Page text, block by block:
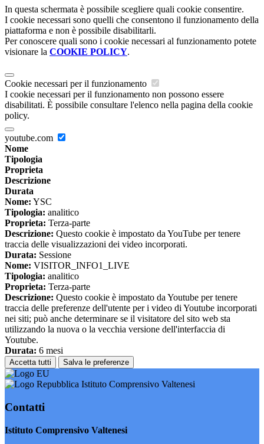
In questa schermata è possibile scegliere quali cookie consentire.
I cookie necessari sono quelli che consentono il funzionamento della
piattaforma e non è possibile disabilitarli.
Per conoscere quali sono i cookie necessari al funzionamento potete
visionare la COOKIE POLICY.
Cookie necessari per il funzionamento
I cookie necessari per il funzionamento non possono essere
disabilitati. È possibile consultare l'elenco nella pagina della cookie
policy.
youtube.com
Nome
Tipologia
Proprieta
Descrizione
Durata
Nome: YSC
Tipologia: analitico
Proprieta: Terza-parte
Descrizione: Questo cookie è impostato da YouTube per tenere
traccia delle visualizzazioni dei video incorporati.
Durata: Sessione
Nome: VISITOR_INFO1_LIVE
Tipologia: analitico
Proprieta: Terza-parte
Descrizione: Questo cookie è impostato da Youtube per tenere
traccia delle preferenze dell'utente per i video di Youtube incorporati
nei siti; può anche determinare se il visitatore del sito web sta
utilizzando la nuova o la vecchia versione dell'interfaccia di
Youtube.
Durata: 6 mesi
Accetta tutti Salva le preferenze
Istituto Comprensivo Valtenesi
Contatti
Istituto Comprensivo Valtenesi